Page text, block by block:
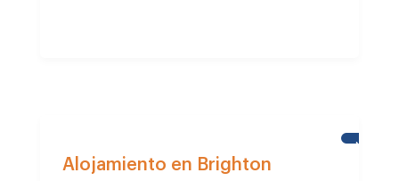
Alojamiento en Brighton